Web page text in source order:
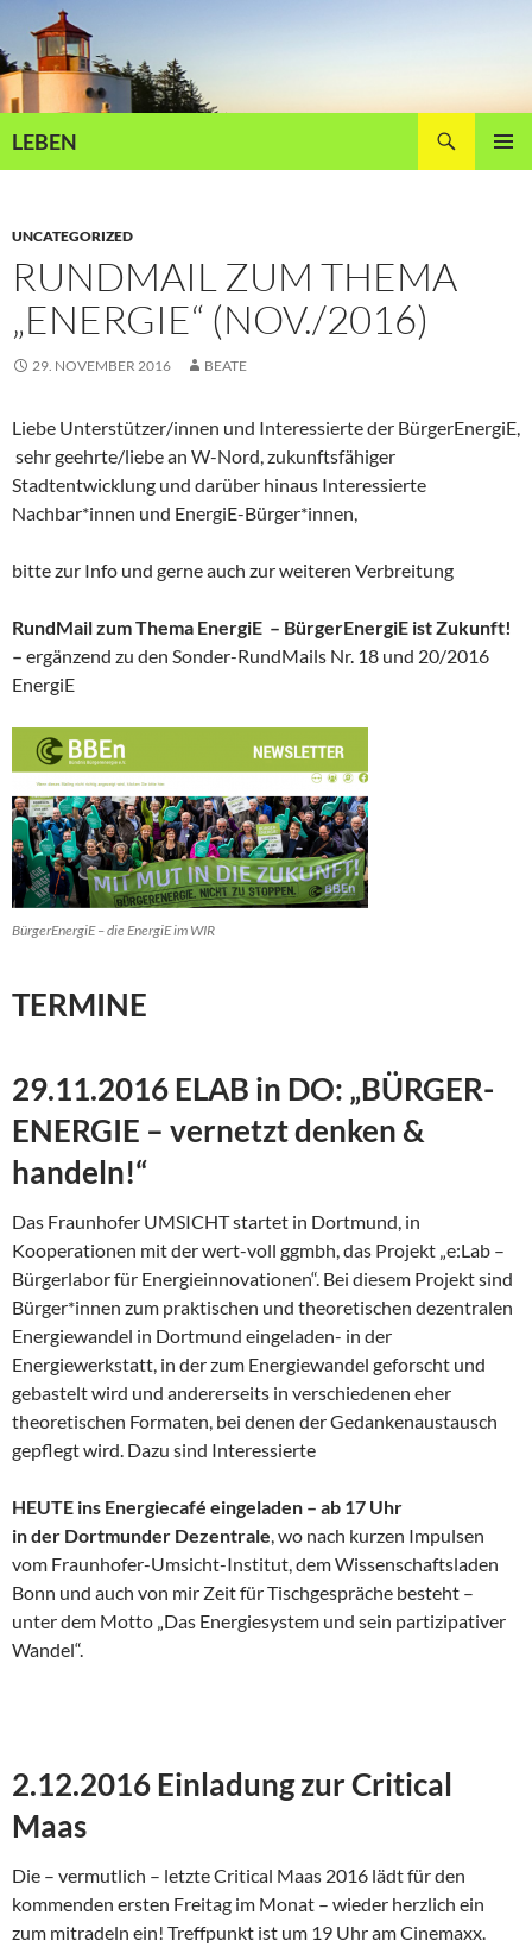
Inhalt
springen
LEBEN
UNCATEGORIZED
RUNDMAIL ZUM THEMA
„ENERGIE“ (NOV./2016)
29. NOVEMBER 2016 BEATE
Liebe Unterstützer/innen und Interessierte der BürgerEnergiE,
sehr geehrte/liebe an W-Nord, zukunftsfähiger
Stadtentwicklung und darüber hinaus Interessierte
Nachbar*innen und EnergiE-Bürger*innen,
bitte zur Info und gerne auch zur weiteren Verbreitung
RundMail zum Thema EnergiE – BürgerEnergiE ist Zukunft!
– ergänzend zu den Sonder-RundMails Nr. 18 und 20/2016
EnergiE
BürgerEnergiE – die EnergiE im WIR
TERMINE
29.11.2016 ELAB in DO: „BÜRGER-
ENERGIE – vernetzt denken &
handeln!“
Das Fraunhofer UMSICHT startet in Dortmund, in
Kooperationen mit der wert-voll ggmbh, das Projekt „e:Lab –
Bürgerlabor für Energieinnovationen“. Bei diesem Projekt sind
Bürger*innen zum praktischen und theoretischen dezentralen
Energiewandel in Dortmund eingeladen- in der
Energiewerkstatt, in der zum Energiewandel geforscht und
gebastelt wird und andererseits in verschiedenen eher
theoretischen Formaten, bei denen der Gedankenaustausch
gepflegt wird. Dazu sind Interessierte
HEUTE ins Energiecafé eingeladen – ab 17 Uhr
in der Dortmunder Dezentrale, wo nach kurzen Impulsen
vom Fraunhofer-Umsicht-Institut, dem Wissenschaftsladen
Bonn und auch von mir Zeit für Tischgespräche besteht –
unter dem Motto „Das Energiesystem und sein partizipativer
Wandel“.
2.12.2016 Einladung zur Critical
Maas
Die – vermutlich – letzte Critical Maas 2016 lädt für den
kommenden ersten Freitag im Monat – wieder herzlich ein
zum mitradeln ein! Treffpunkt ist um 19 Uhr am Cinemaxx.